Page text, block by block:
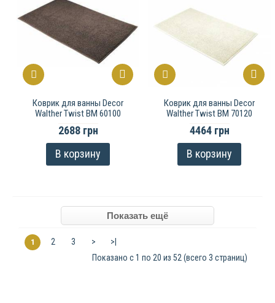
Коврик для ванны Decor
Walther Twist BM 60100
2688 грн
В корзину
Коврик для ванны Decor
Walther Twist BM 70120
4464 грн
В корзину
1 2 3 >
>|
Показано с 1 по 20 из 52 (всего 3 страниц)